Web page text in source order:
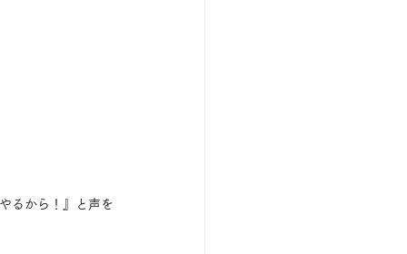
るから！』と声を